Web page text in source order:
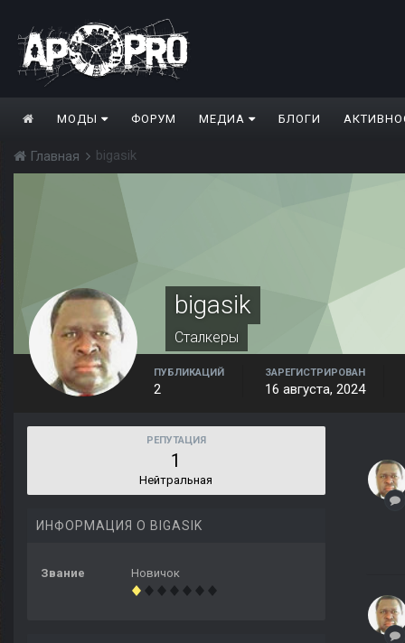
МОДЫ ФОРУМ МЕДИА БЛОГИ
Главная bigasik
bigasik
Сталкеры
ПУБЛИКАЦИЙ
2
ЗАРЕГИСТРИРОВАН
16 августа, 2024
РЕПУТАЦИЯ
1
Нейтральная
ИНФОРМАЦИЯ О BIGASIK
Звание Новичок